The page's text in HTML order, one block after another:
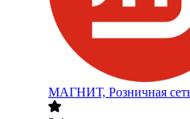
МАГНИТ, Розничная